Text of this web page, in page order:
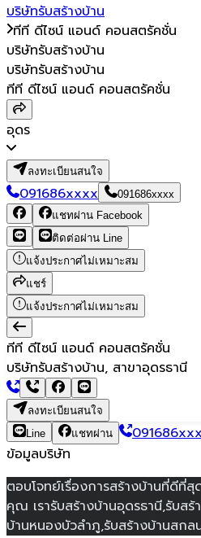
บริษัทรับสร้างบ้าน
ทีที ดีไซน์ แอนด์ คอนสตรัคชั่น
บริษัทรับสร้างบ้าน
บริษัทรับสร้างบ้าน
ทีที ดีไซน์ แอนด์ คอนสตรัคชั่น
อุดร
ลงทะเบียนสนใจ
091686xxxx
091686xxxx
แชทผ่าน Facebook
ติดต่อผ่าน Line
แจ้งประกาศไม่เหมาะสม
แชร์
แจ้งประกาศไม่เหมาะสม
ทีที ดีไซน์ แอนด์ คอนสตรัคชั่น
บริษัทรับสร้างบ้าน, สาขาอุดรธานี
ลงทะเบียนสนใจ
Line
แชทผ่าน
ข้อมูลบริษัท
ตอบโจทย์เรื่องการสร้างบ้านที่ดีที่
คุณ เรารับสร้างบ้านอุดรธานี,รับส
บ้านหนองบัวลำภู,รับสร้างบ้านสกล